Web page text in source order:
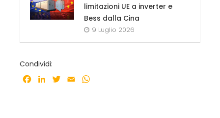
limitazioni UE a inverter e
Bess dalla Cina
9 Luglio 2026
Condividi:
Facebook
LinkedInTwitter
Email